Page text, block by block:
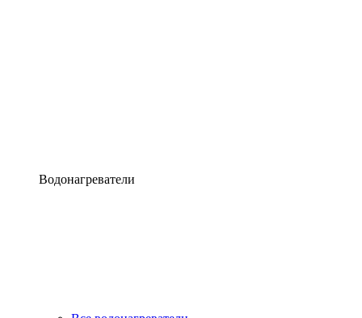
Водонагреватели